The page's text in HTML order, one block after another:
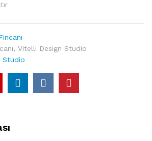
, Vitelli Design Studio
Studio